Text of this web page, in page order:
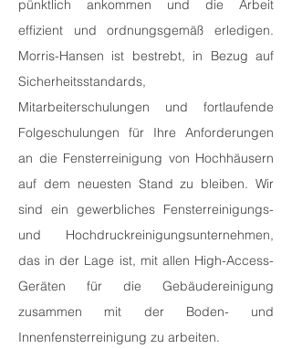
pünktlich ankommen und die Arbeit
effizient und ordnungsgemäß erledigen.
Morris-Hansen ist bestrebt, in Bezug auf
Sicherheitsstandards,
Mitarbeiterschulungen und fortlaufende
Folgeschulungen für Ihre Anforderungen
an die Fensterreinigung von Hochhäusern
auf dem neuesten Stand zu bleiben. Wir
sind ein gewerbliches Fensterreinigungs-
und Hochdruckreinigungsunternehmen,
das in der Lage ist, mit allen High-Access-
Geräten für die Gebäudereinigung
zusammen mit der Boden- und
Innenfensterreinigung zu arbeiten.